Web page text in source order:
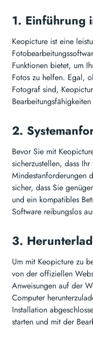
1. Einführung
Keopicture ist eine
Funktionen bietet, um
Fotos zu helfen. Egal,
Fotograf sind,
2.
Bevor Sie mit
sicherzustellen, dass
Mindestanforderungen
sicher, dass Sie
und ein kompatibles
Software reibungslos
3.
Um mit Keopicture zu
von der offiziellen
Anweisungen auf der
Computer
Installation
starten und mit der